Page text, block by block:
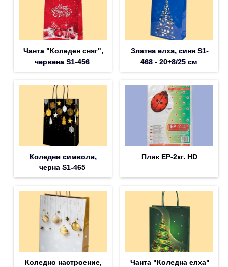
Чанта "Коледен сняг",
червена S1-456
Златна елха, синя S1-
468 - 20+8/25 см
Коледни символи,
черна S1-465
Плик EP-2кг. HD
Коледно настроение,
Чанта "Коледна елха"